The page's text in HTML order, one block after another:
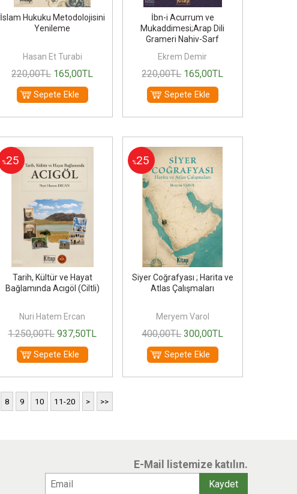
İslam Hukuku Metodolojisini
Yenileme
Hasan Et Turabi
220,00TL 165,00TL
Sepete Ekle
İbn-i Acurrum ve
Mukaddimesi;Arap Dili
Grameri Nahiv-Sarf
Ekrem Demir
220,00TL 165,00TL
Sepete Ekle
%25
Tarih, Kültür ve Hayat
Bağlamında Acıgöl (Ciltli)
Nuri Hatem Ercan
1.250,00TL 937,50TL
Sepete Ekle
%25
Siyer Coğrafyası ; Harita ve
Atlas Çalışmaları
Meryem Varol
400,00TL 300,00TL
Sepete Ekle
8 9 10 11-20 > >>
E-Mail listemize katılın.